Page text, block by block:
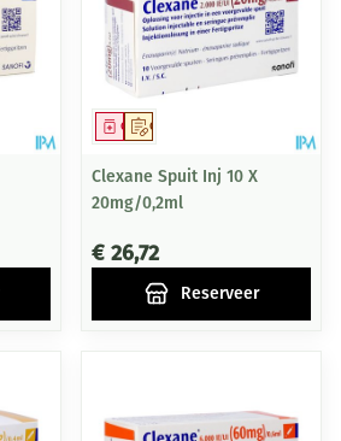
Op voorschrift
Geneesmiddel
Clexane Spuit Inj 10 X
20mg/0,2ml
€ 26,72
Reserveer